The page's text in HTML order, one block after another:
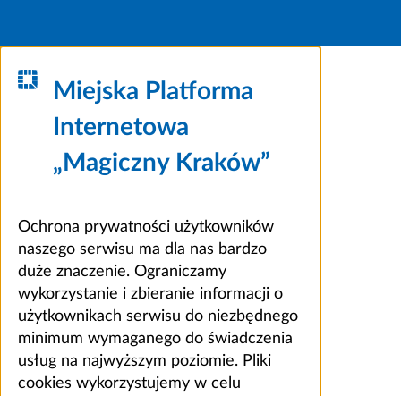
Miejska Platforma
Internetowa
„Magiczny Kraków”
Ochrona prywatności użytkowników
naszego serwisu ma dla nas bardzo
duże znaczenie. Ograniczamy
wykorzystanie i zbieranie informacji o
użytkownikach serwisu do niezbędnego
minimum wymaganego do świadczenia
usług na najwyższym poziomie. Pliki
cookies wykorzystujemy w celu